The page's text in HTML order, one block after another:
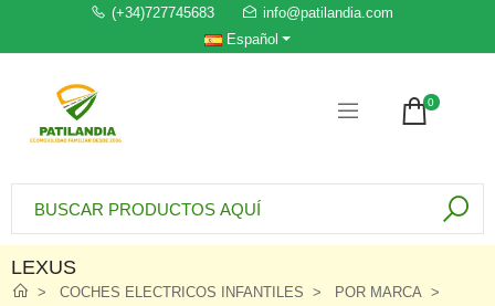
(+34)727745683
info@patilandia.com
Español
0
LEXUS
COCHES ELECTRICOS INFANTILES
POR MARCA